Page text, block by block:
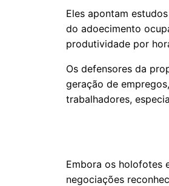
Eles apontam
do adoecimento
produtividade por
Os defensores da
geração de
trabalhadores,
Embora os holofotes
negociações